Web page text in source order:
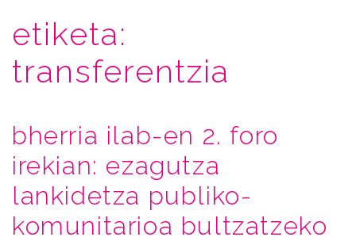
etiketa:
transferentzia
bherria ilab-en 2. foro
irekian: ezagutza
lankidetza publiko-
komunitarioa bultzatzeko